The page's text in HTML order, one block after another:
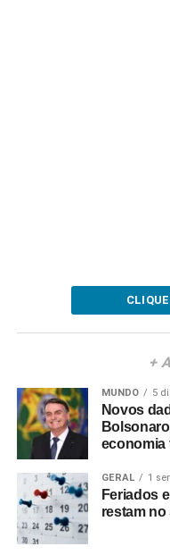
+
MUNDO 5
Novos
economia
GERAL 1
Feriados
restam